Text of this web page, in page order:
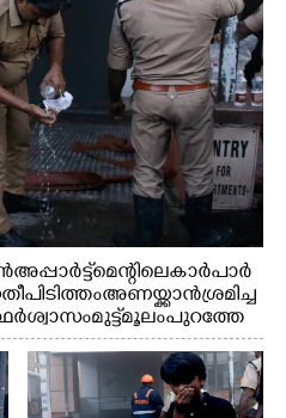
കാർ പാർ
അണയ്ക്കാൻ ശ്രമിച്ച
മുട്ട് മൂലം പുറത്തേ